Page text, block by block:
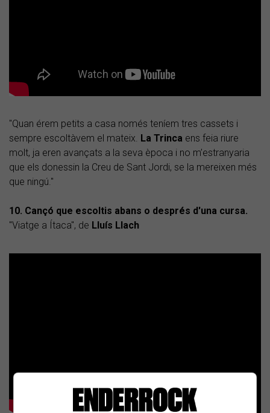
"Quan érem petits a casa només teníem tres cassets i
sempre escoltàvem el mateix. La Trinca ens feia riure
molt, ja eren avançats a la seva època i no m’estranyaria
que els donessin la Creu de Sant Jordi, se la mereixen més
que ningú."
10. Cançó que escoltis abans o després d'una cursa.
"Viatge a Ítaca", de Lluís Llach